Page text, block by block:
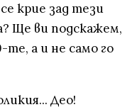
крие зад тези
Ще ви подскажем,
те, а и не само го
Део!